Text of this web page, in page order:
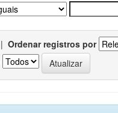
| Ordenar registros por